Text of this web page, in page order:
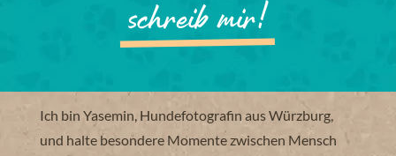
schreib mir!
Ich bin Yasemin, Hundefotografin aus Würzburg,
und halte besondere Momente zwischen Mensch